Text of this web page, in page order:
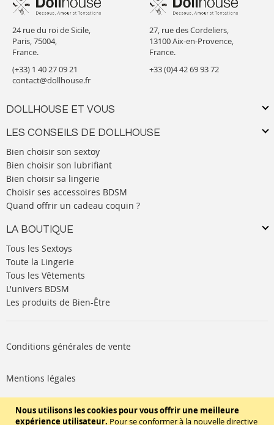
Nous utilisons les cookies pour vous offrir une meilleure
expérience utilisateur. Pour se conformer à la nouvelle directive
24 rue du roi de Sicile,
Paris, 75004,
France.
(+33) 1 40 27 09 21
contact@dollhouse.fr
DOLLHOUSE ET VOUS
LES CONSEILS DE DOLLHOUSE
Bien choisir son sextoy
Bien choisir son lubrifiant
Bien choisir sa lingerie
Choisir ses accessoires BDSM
Quand offrir un cadeau coquin ?
LA BOUTIQUE
Tous les Sextoys
Toute la Lingerie
Tous les Vêtements
L'univers BDSM
Les produits de Bien-Être
27, rue des Cordeliers,
13100 Aix-en-Provence,
France.
+33 (0)4 42 69 93 72
Conditions générales de vente
Mentions légales
Politique de cookies